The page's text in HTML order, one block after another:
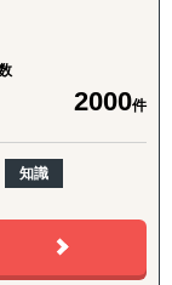
」といったご
に解剖し、貴社
す。
方への一次取
あり、匿名性
、クライアン
ナーとの掛け
リストの優先
構築、そして開
管理・ロード
までを伴走し
品ページ作
では対応困難
いなど、
企業の日本進
トップ物流体
2000件
知識